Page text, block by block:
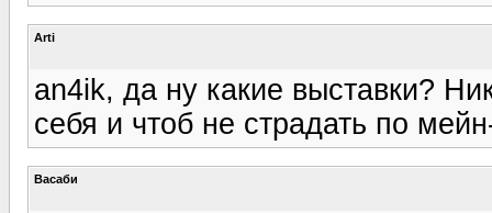
Arti
an4ik, да ну какие выставки?
себя и чтоб не страдать по
Васаби